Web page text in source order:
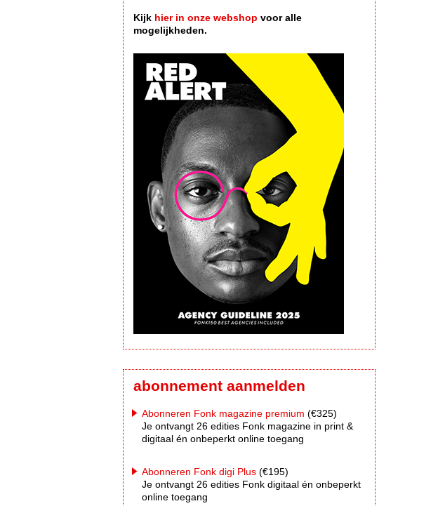
Kijk hier in onze webshop voor alle
mogelijkheden.
abonnement aanmelden
Abonneren Fonk magazine premium (€325)
Je ontvangt 26 edities Fonk magazine in print &
digitaal én onbeperkt online toegang
Abonneren Fonk digi Plus (€195)
Je ontvangt 26 edities Fonk digitaal én onbeperkt
online toegang